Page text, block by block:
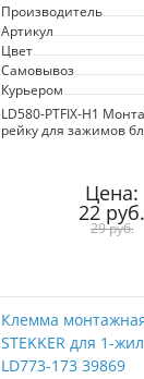
Производитель
Артикул
Цвет
Самовывоз
Курьером
LD580-PTFIX-H1
рейку для зажимов
Цена:
22 руб.
29 руб.
Клемма
STEKKER для 1-
LD773-173 39869